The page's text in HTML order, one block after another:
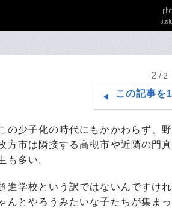
2 /2
この記事を
の少子化の時代にもかかわらず、
方市は隣接する高槻市や近隣の門
も多い。
進学校という訳ではないんですけ
んとやろうみたいな子たちが集ま